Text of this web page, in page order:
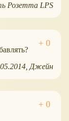
Розетта LPS
Джейн